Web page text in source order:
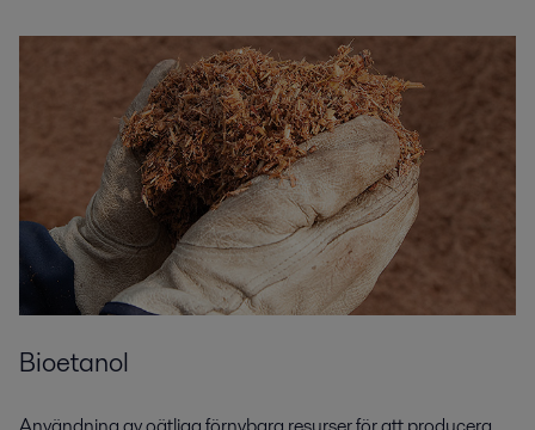
Bioetanol